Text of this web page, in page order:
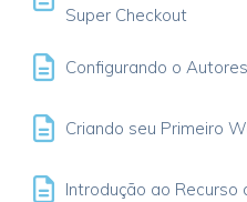
Super Checkout
Configurando o
Criando seu Primeiro
Introdução ao Recurso